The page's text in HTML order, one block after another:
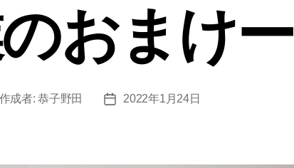
ー
おまけー
作成者:恭子野田
投
2022年1月24日